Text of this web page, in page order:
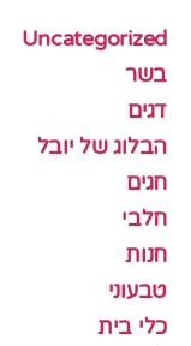
Uncategorized
בשר
דגים
הבלוג של יובל
חגים
חלבי
חנות
טבעוני
כלי בית